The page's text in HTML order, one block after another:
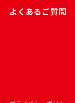
よくあるご質問